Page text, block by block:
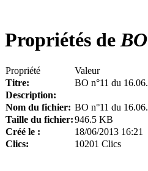
Propriétés de
Propriété
Valeur
Titre:
BO n°11 du
Description:
Nom du fichier: BO n°11 du
Taille du fichier:946.5 KB
Créé le :
18/06/2013 16:21
Clics:
10201 Clics